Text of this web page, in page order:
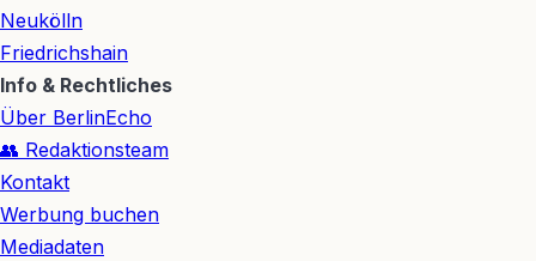
Neukölln
Friedrichshain
Info & Rechtliches
Über BerlinEcho
👥 Redaktionsteam
Kontakt
Werbung buchen
Mediadaten